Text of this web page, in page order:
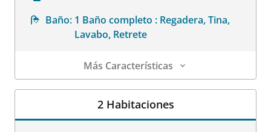
Baño: 1 Baño completo : Regadera, Tina,
Lavabo, Retrete
Más Características
Detalles de la habitación
2 Habitaciones